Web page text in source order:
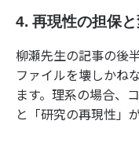
4. 再現性の担保
柳瀬先生の記事の後
ファイルを壊しかね
ます。理系の場合、
と「研究の再現性」